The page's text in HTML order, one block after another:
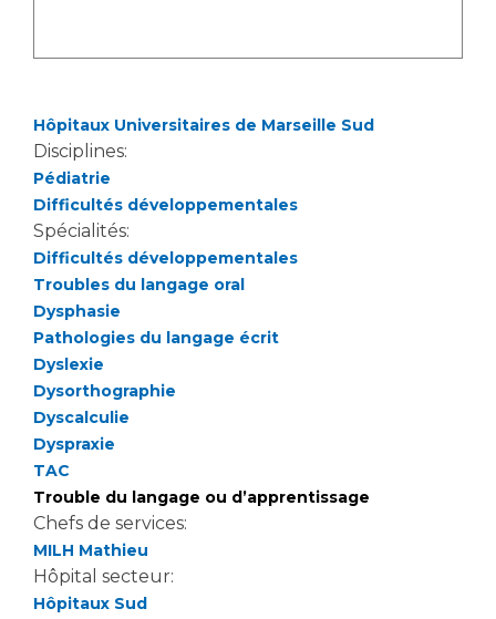
Hôpitaux Universitaires de Marseille Sud
Disciplines:
Pédiatrie
Difficultés développementales
Spécialités:
Difficultés développementales
Troubles du langage oral
Dysphasie
Pathologies du langage écrit
Dyslexie
Dysorthographie
Dyscalculie
Dyspraxie
TAC
Trouble du langage ou d’apprentissage
Chefs de services:
MILH Mathieu
Hôpital secteur:
Hôpitaux Sud